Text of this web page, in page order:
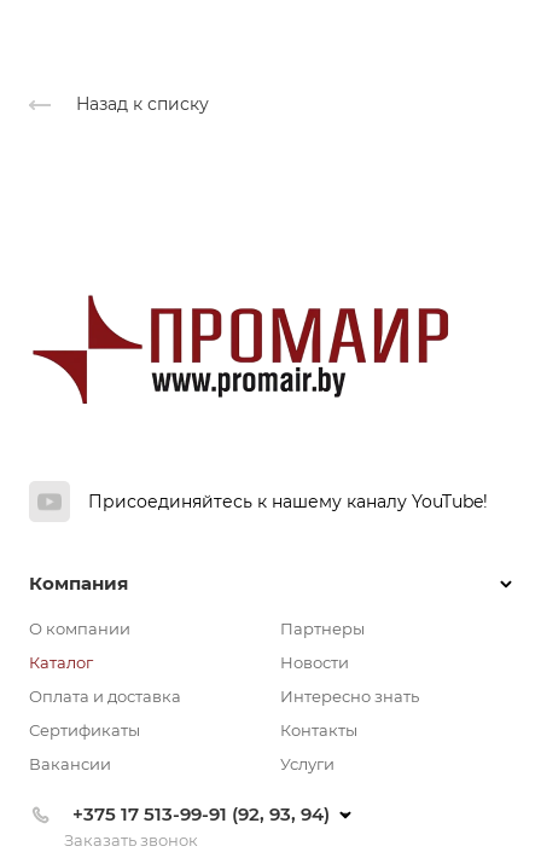
Назад к списку
Присоединяйтесь к нашему каналу YouTube!
Компания
О компании
Каталог
Оплата и доставка
Сертификаты
Вакансии
Партнеры
Новости
Интересно знать
Контакты
Услуги
+375 17 513-99-91 (92, 93, 94)
Заказать звонок